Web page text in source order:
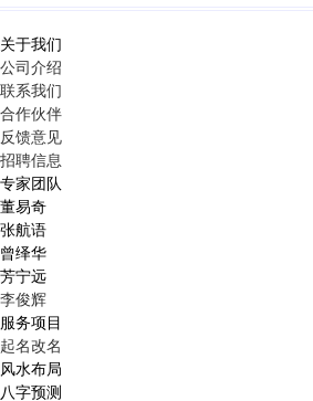
关于我们
公司介绍
联系我们
合作伙伴
反馈意见
招聘信息
专家团队
董易奇
张航语
曾绎华
芳宁远
李俊辉
服务项目
起名改名
风水布局
八字预测